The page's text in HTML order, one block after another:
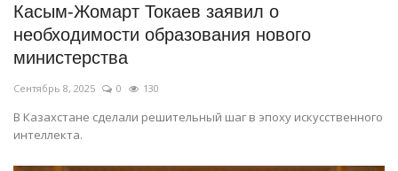
Касым-Жомарт Токаев заявил о
необходимости образования нового
министерства
Сентябрь 8, 2025 0 130
В Казахстане сделали решительный шаг в эпоху искусственного
интеллекта.